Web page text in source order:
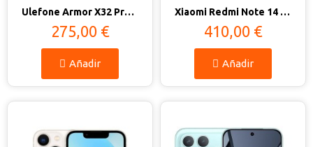
Vista rápida Ulefone Armor X32 Pro 5G 8GB/256GB
275,00 €
Añadir
Vista rápida Xiaomi Redmi Note 14 Pro Plus 5G
410,00 €
Añadir